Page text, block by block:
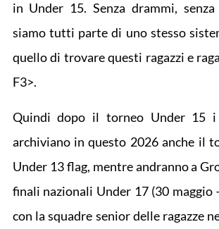
in Under 15. Senza drammi,
siamo tutti parte di uno stesso
quello di trovare questi ragazzi e
F3>.
Quindi dopo il torneo Under 15 i
archiviano in questo 2026 anche il
Under 13 flag, mentre andranno a
finali nazionali Under 17 (30 maggio
con la squadre senior delle ragazze